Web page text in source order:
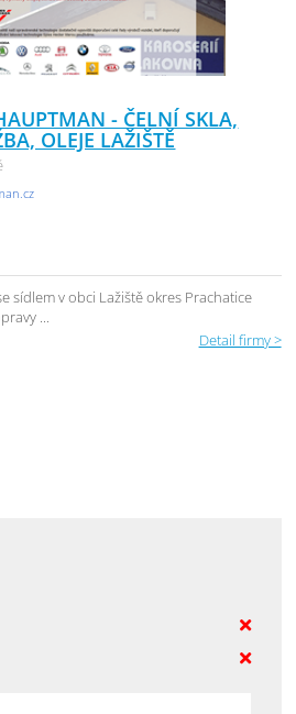
- ČELNÍ SKLA,
OLEJE LAŽIŠTĚ
sídlem v obci Lažiště okres Prachatice
...
Detail firmy >